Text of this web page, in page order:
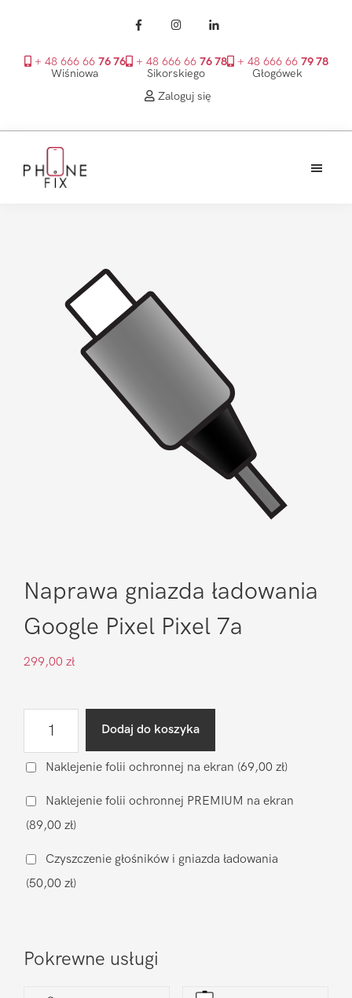
+ 48 666 66 76 76
Wiśniowa
+ 48 666 66 76 78
Sikorskiego
+ 48 666 66 79 78
Głogówek
Zaloguj się
głównego
Naprawa gniazda ładowania
Google Pixel Pixel 7a
299,00 zł
gniazda
Google
Pixel
Pixel
7a
Dodaj do koszyka
Naklejenie folii ochronnej na ekran (69,00 zł)
Naklejenie folii ochronnej PREMIUM na ekran
(89,00 zł)
Czyszczenie głośników i gniazda ładowania
(50,00 zł)
Pokrewne usługi